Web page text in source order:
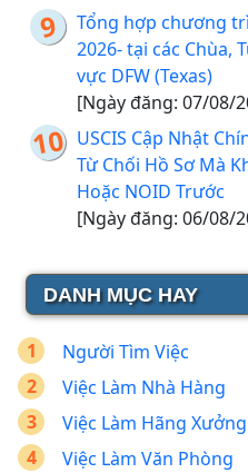
Tổng hợp chương
2026- tại các Chùa,
vực DFW (Texas)
[Ngày đăng: 07/08/
USCIS Cập Nhật
Từ Chối Hồ Sơ Mà
Hoặc NOID Trước
[Ngày đăng: 06/08/
DANH MỤC HAY
Người Tìm Việc
Việc Làm Nhà Hàng
Việc Làm Hãng Xưởng
Việc Làm Văn Phòng